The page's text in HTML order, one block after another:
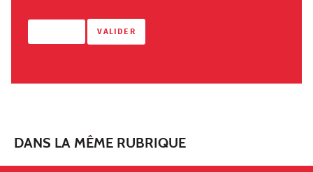
DANS LA MÊME RUBRIQUE